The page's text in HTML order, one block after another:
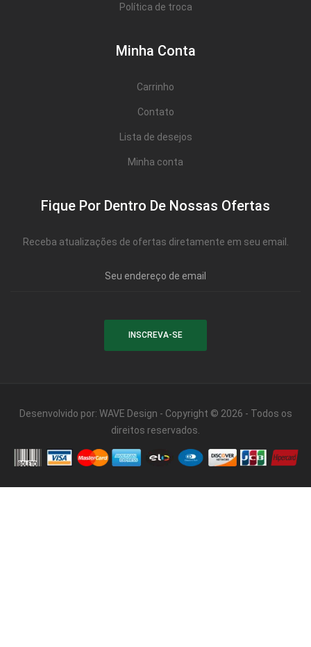
Política de troca
Minha Conta
Carrinho
Contato
Lista de desejos
Minha conta
Fique Por Dentro De Nossas Ofertas
Receba atualizações de ofertas diretamente em seu email.
Desenvolvido por: WAVE Design - Copyright © 2026 - Todos os
direitos reservados.